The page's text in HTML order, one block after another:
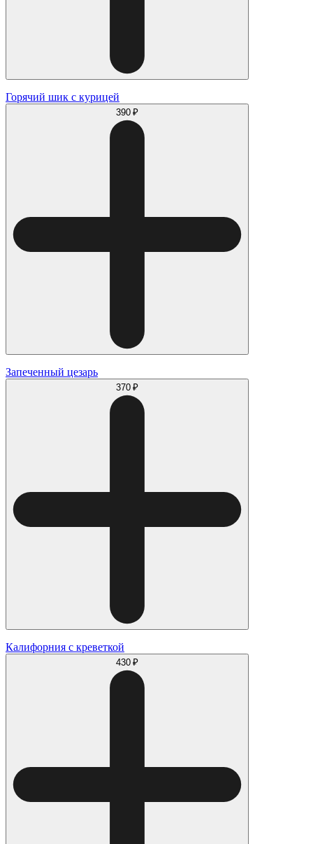
Горячий шик с курицей
390 ₽
Запеченный цезарь
370 ₽
Калифорния с креветкой
430 ₽